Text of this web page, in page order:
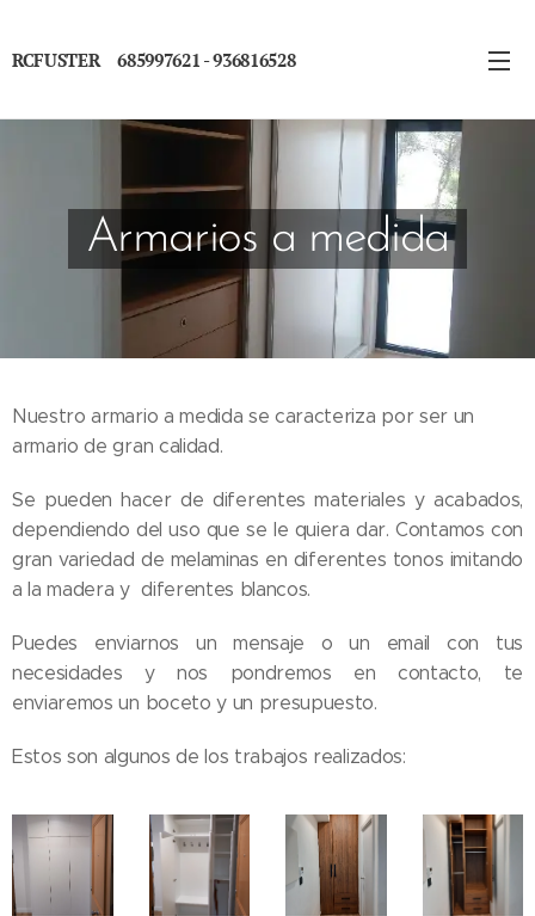
RCFUSTER 685997621 - 936816528
Armarios a medida
Nuestro armario a medida se caracteriza por ser un
armario de gran calidad.
Se pueden hacer de diferentes materiales y acabados,
dependiendo del uso que se le quiera dar. Contamos con
gran variedad de melaminas en diferentes tonos imitando
a la madera y diferentes blancos.
Puedes enviarnos un mensaje o un email con tus
necesidades y nos pondremos en contacto, te
enviaremos un boceto y un presupuesto.
Estos son algunos de los trabajos realizados: